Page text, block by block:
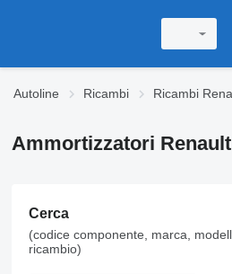
Autoline Ricambi Ricambi
Ammortizzatori
Cerca
(codice componente, marca,
ricambio)